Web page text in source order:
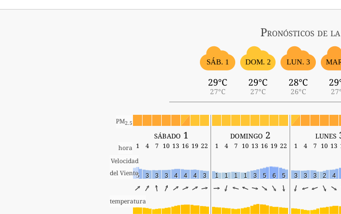
Pronósticos de
SÁB. 1
29°C
27°C
DOM. 2
29°C
27°C
LUN. 3
28°C
26°C
PM2.5
sábado 1 domingo 2 lunes
hora 1 4 7 10 13 16 19 22 1 4 7 10 13 16 19 22 1 4 7 10 13
Velocidad
del Viento5 3 3 3 4 4 4 3 1 1 1 1 3 5 6 5 3 3 3 2 4
temperatura